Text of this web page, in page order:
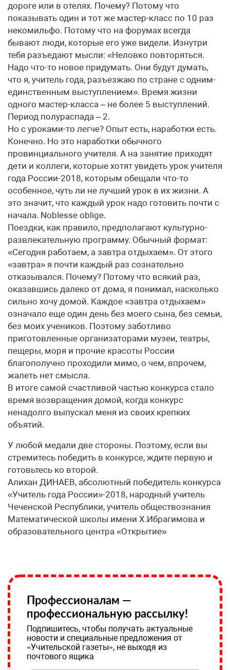
дороге или в отелях. Почему? Потому что
показывать один и тот же мастер-класс по 10 раз
некомильфо. Потому что на форумах всегда
бывают люди, которые его уже видели. Изнутри
тебя разъедают мысли: «Неловко повторяться.
Надо что-то новое придумать. Они будут думать,
что я, учитель года, разъезжаю по стране с одним-
единственным выступлением». Время жизни
одного мастер-класса – не более 5 выступлений.
Период полураспада – 2.
Но с уроками-то легче? Опыт есть, наработки есть.
Конечно. Но это наработки обычного
провинциального учителя. А на занятие приходят
дети и коллеги, которые хотят увидеть урок учителя
года России-2018, которым обещали что-то
особенное, чуть ли не лучший урок в их жизни. А
это значит, что каждый урок надо готовить почти с
начала. Noblesse oblige.
Поездки, как правило, предполагают культурно-
развлекательную программу. Обычный формат:
«Сегодня работаем, а завтра отдыхаем». От этого
«завтра» я почти каждый раз сознательно
отказывался. Почему? Потому что всякий раз,
оказавшись далеко от дома, я понимал, насколько
сильно хочу домой. Каждое «завтра отдыхаем»
означало еще один день без моего сына, без семьи,
без моих учеников. Поэтому заботливо
приготовленные организаторами музеи, театры,
пещеры, моря и прочие красоты России
благополучно проходили мимо, о чем, впрочем,
жалеть нет смысла.
В итоге самой счастливой частью конкурса стало
время возвращения домой, когда конкурс
ненадолго выпускал меня из своих крепких
объятий.
У любой медали две стороны. Поэтому, если вы
стремитесь победить в конкурсе, ждите первую и
готовьтесь ко второй.
​Алихан ДИНАЕВ, абсолютный победитель конкурса
«Учитель года России»-2018, народный учитель
Чеченской Республики, учитель обществознания
Математической школы имени Х.Ибрагимова и
образовательного центра «Открытие»
Профессионалам —
профессиональную рассылку!
Подпишитесь, чтобы получать актуальные
новости и специальные предложения от
«Учительской газеты», не выходя из
почтового ящика